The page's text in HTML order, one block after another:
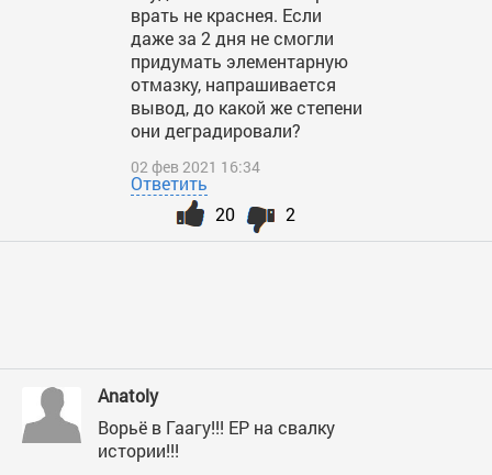
врать не краснея. Если
даже за 2 дня не смогли
придумать элементарную
отмазку, напрашивается
вывод, до какой же степени
они деградировали?
02 фев 2021 16:34
Ответить
2
20
Anatoly
Ворьё в Гаагу!!! ЕР на свалку
истории!!!